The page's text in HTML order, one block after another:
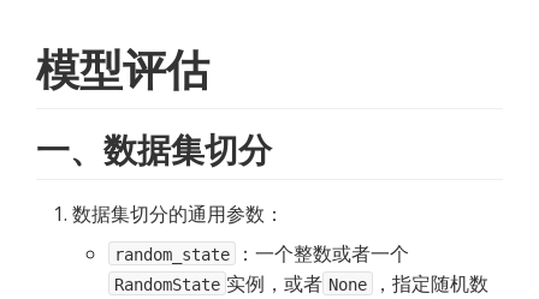
模型评估
一、数据集切分
数据集切分的通用参数：
random_state ：一个整数或者一个
RandomState 实例，或者 None
，指定随机数